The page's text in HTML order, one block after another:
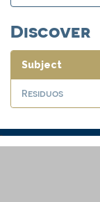
Discover
Subject
Residuos